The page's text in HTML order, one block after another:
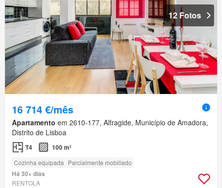
12 Fotos
16 714 €/mês
Apartamento em 2610-177, Alfragide, Município de Amadora,
Distrito de Lisboa
T4 100 m²
Cozinha equipada Parcialmente mobiliado
Há 30+ dias
RENTOLA